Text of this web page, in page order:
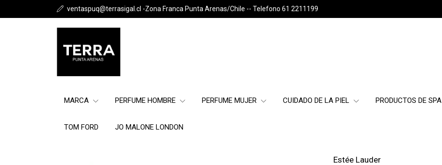
ventaspuq@terrasigal.cl -Zona Franca Punta Arenas/Chile -- Telefono 61 2211199
MARCA PERFUME HOMBRE PERFUME MUJER CUIDADO DE LA PIEL PRODUCTOS DE SPA
TOM FORD JO MALONE LONDON
Estée Lauder